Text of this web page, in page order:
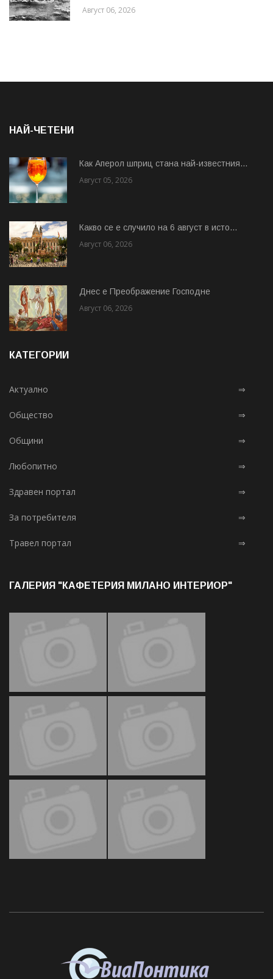
Август 06, 2026
НАЙ-ЧЕТЕНИ
Как Аперол шприц стана най-известния...
Август 05, 2026
Какво се е случило на 6 август в исто...
Август 06, 2026
Днес е Преображение Господне
Август 06, 2026
КАТЕГОРИИ
Актуално ⇒
Общество ⇒
Общини ⇒
Любопитно ⇒
Здравен портал ⇒
За потребителя ⇒
Травел портал ⇒
ГАЛЕРИЯ "КАФЕТЕРИЯ МИЛАНО ИНТЕРИОР"